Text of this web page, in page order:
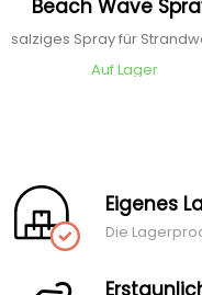
Beach Wave
salziges Spray für
Auf Lager
Eigenes
Die